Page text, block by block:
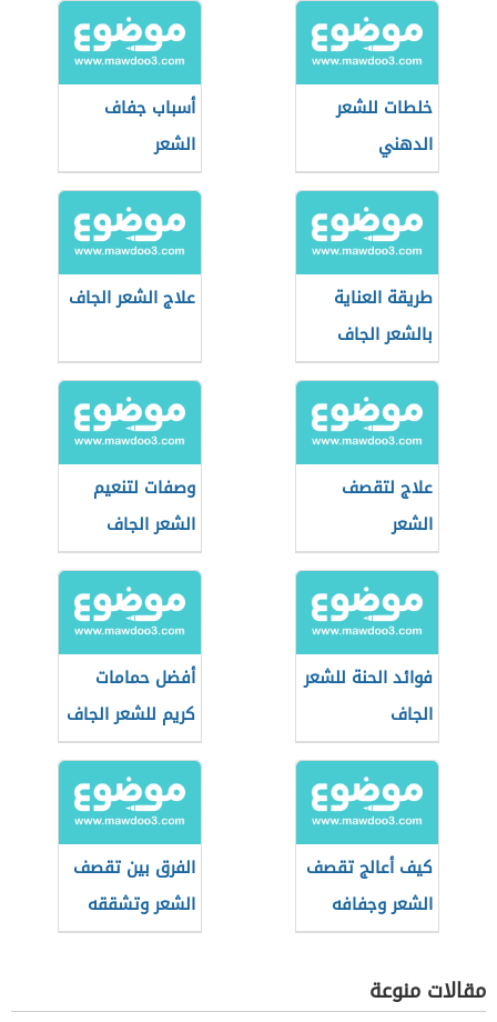
خلطات للشعر
الدهني
أسباب جفاف
الشعر
طريقة العناية
بالشعر الجاف
علاج الشعر الجاف
علاج لتقصف
الشعر
وصفات لتنعيم
الشعر الجاف
فوائد الحنة للشعر
الجاف
أفضل حمامات
كريم للشعر الجاف
والمتقصف
كيف أعالج تقصف
الشعر وجفافه
الفرق بين تقصف
الشعر وتشققه
مقالات منوعة